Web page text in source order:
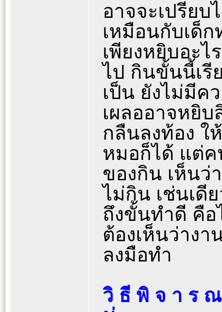
อาจจะเปรีย
เหมือนกับเด็
เพียงหยิบอะไ
ไป กินขั้นนี้เรี
เป็น ยังไม่มีค
เผลออาจหยิ
กลืนลงท้อง ใ
หมอก็ได้ แต่ค
ของกิน เห็นว่
ไม่กิน เช่นเดี
ถึงขั้นทำดี คือ
ต้องเห็นว่าง
ลงมือทำ
วิ ธี พิ จ า ร